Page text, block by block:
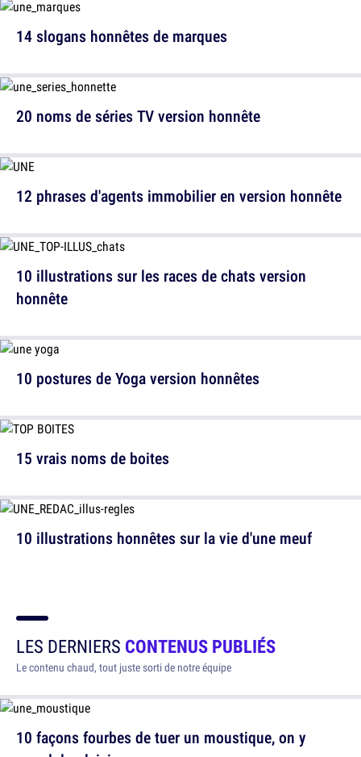
12 phrases d'agents immobilier en version honnête
10 postures de Yoga version honnêtes
10 illustrations honnêtes sur la vie d'une meuf
14 slogans honnêtes de marques
20 noms de séries TV version honnête
10 illustrations sur les races de chats version
honnête
15 vrais noms de boites
LES DERNIERS CONTENUS PUBLIÉS
Le contenu chaud, tout juste sorti de notre équipe
10 façons fourbes de tuer un moustique, on y